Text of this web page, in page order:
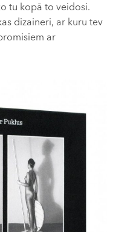
tu kopā to veidosi.
dizaineri, ar kuru tev
ar